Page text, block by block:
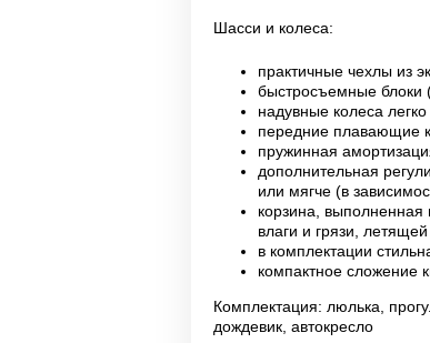
Шасси и колеса:
практичные чехлы из
быстросъемные блоки
надувные колеса
передние плавающие
пружинная
дополнительная
или мягче (в
корзина, выполненная
влаги и грязи,
в комплектации
компактное сложение
Комплектация: люлька,
дождевик, автокресло